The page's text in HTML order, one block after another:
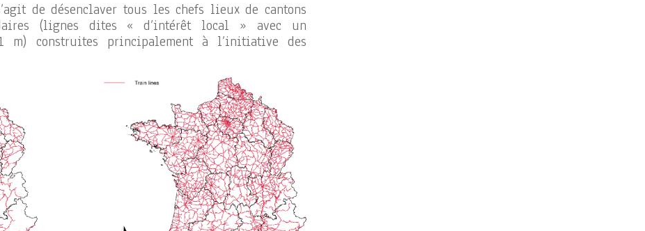
de désenclaver tous les chefs lieux de cantons
(lignes dites « d’intérêt local » avec un
m) construites principalement à l’initiative des